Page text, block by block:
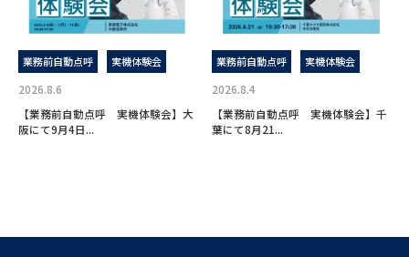
業務前自動点呼 実機体験会
2026.8.6
【業務前自動点呼 実機体験会】大
阪にて9月4日...
業務前自動点呼 実機体験会
2026.8.4
【業務前自動点呼 実機体験会】千
葉にて8月21...